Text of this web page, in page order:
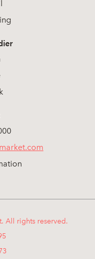
All rights reserved.